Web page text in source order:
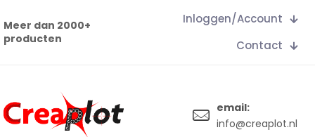
Meer dan 2000+
producten
Inloggen/Account
Contact
email:
info@creaplot.nl